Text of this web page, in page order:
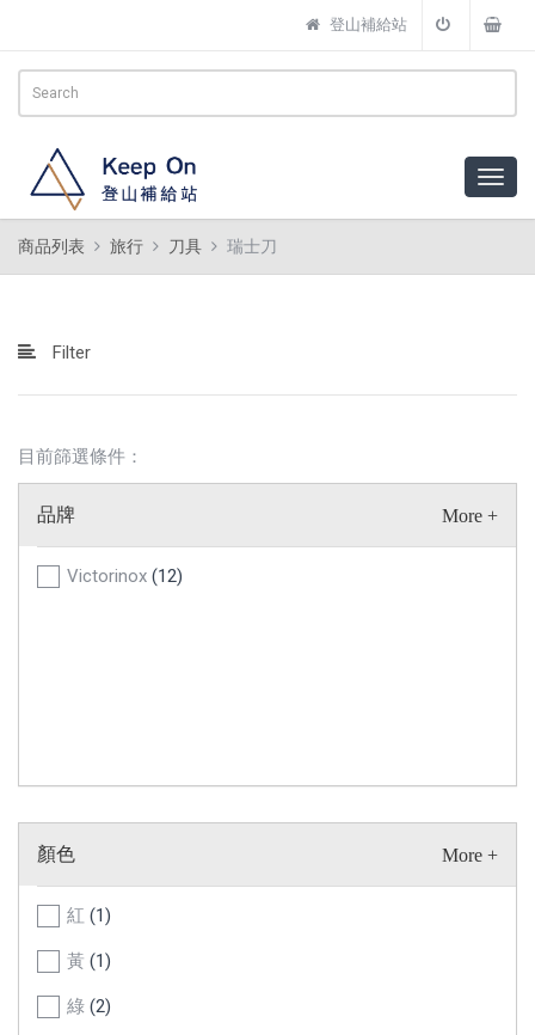
登山補給站
商品列表 旅行 刀具 瑞士刀
Filter
目前篩選條件：
品牌
Victorinox (12)
顏色
紅 (1)
黃 (1)
綠 (2)